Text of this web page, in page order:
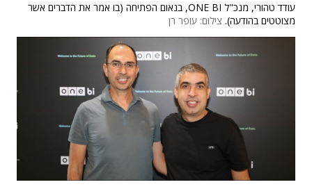
עודד טהורי, מנכ"ל ONE BI, בנאום הפתיחה (בו אמר את הדברים אשר
מצוטטים בהודעה). צילום: עופר רן